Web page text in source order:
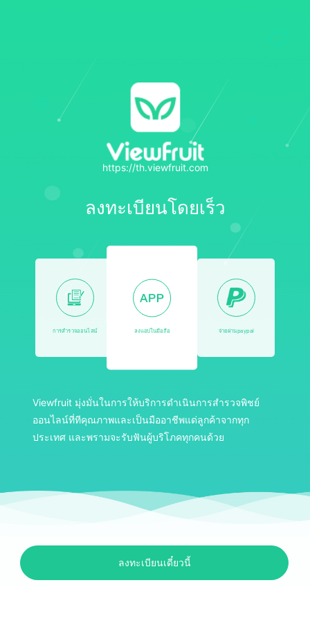
https://th.viewfruit.com
ลงทะเบียนโดยเร็ว
การสำรวจออนไลน์ ลงแอปในมือถือ จ่ายผ่านpaypal
Viewfruit มุ่งมั่นในการให้บริการดำเนินการสำรวจพิชย์
ออนไลน์ที่ทีคุณภาพและเป็นมืออาชีพแด่ลูกค้าจากทุก
ประเทศ และพรามจะรับฟันผู้บริโภคทุกคนด้วย
ลงทะเบียนเดี๋ยวนี้